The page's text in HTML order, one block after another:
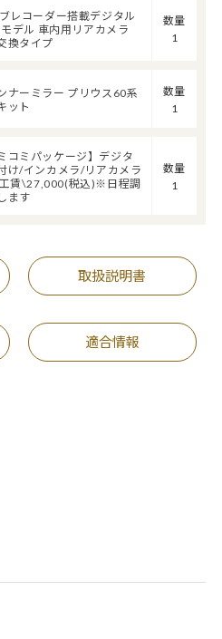
レコーダー搭載デジタル
デル 車内用リアカメラ
換タイプ
数量
1
ナーミラー プリウス60系
ット
数量
1
コミパッケージ】デジタ
け/インカメラ/リアカメラ
賃\27,000(税込)※日程調
ます
数量
1
取扱説明書
適合情報